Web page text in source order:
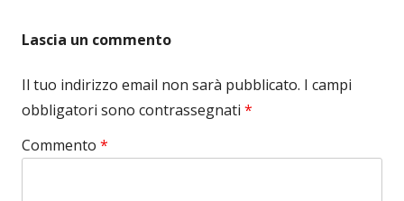
Lascia un commento
Il tuo indirizzo email non sarà pubblicato. I campi
obbligatori sono contrassegnati *
Commento *